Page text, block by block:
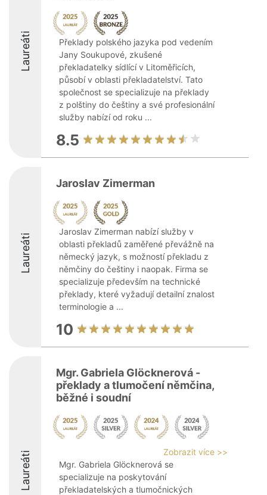
Laureáti
Překlady polského jazyka pod vedením
Jany Soukupové, zkušené
překladatelky sídlící v Litoměřicích,
působí v oblasti překladatelství. Tato
společnost se specializuje na překlady
z polštiny do češtiny a své profesionální
služby nabízí od roku ...
8.5
Laureáti
Jaroslav Zimerman
Jaroslav Zimerman nabízí služby v
oblasti překladů zaměřené převážně na
německý jazyk, s možností překladu z
němčiny do češtiny i naopak. Firma se
specializuje především na technické
překlady, které vyžadují detailní znalost
terminologie a ...
10
Laureáti
Mgr. Gabriela Glöcknerová -
překlady a tlumočení němčina,
běžné i soudní
Zobrazit více >>
Mgr. Gabriela Glöcknerová se
specializuje na poskytování
překladatelských a tlumočnických